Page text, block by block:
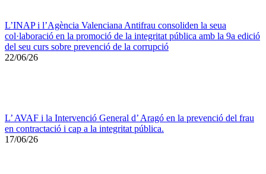
L’INAP i l’Agència Valenciana Antifrau consoliden la seua
col·laboració en la promoció de la integritat pública amb la 9a edició
del seu curs sobre prevenció de la corrupció
22/06/26
L’ AVAF i la Intervenció General d’ Aragó en la prevenció del frau
en contractació i cap a la integritat pública.
17/06/26